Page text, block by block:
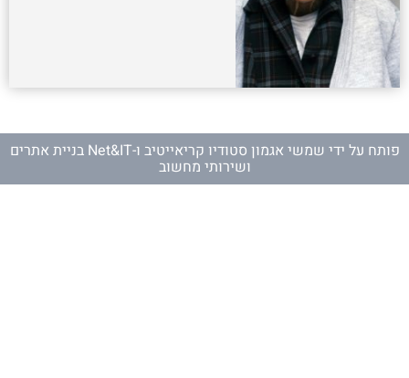
פותח על ידי שמשי אגמון סטודיו קריאייטיב ו- Net&IT בניית אתרים
ושירותי מחשוב